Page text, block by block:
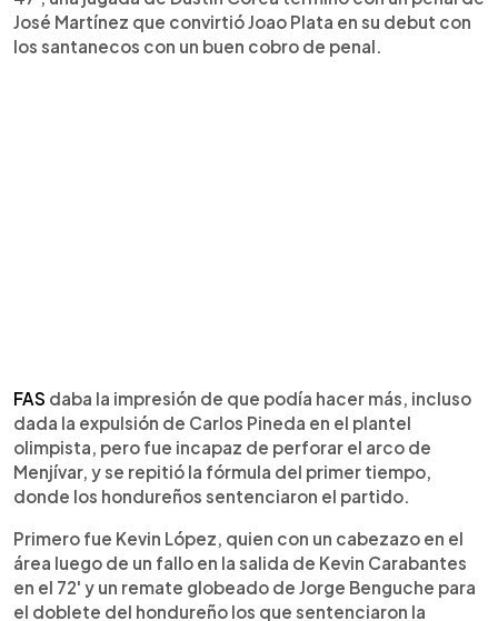
José Martínez que convirtió Joao Plata en su debut con
los santanecos con un buen cobro de penal.
FAS daba la impresión de que podía hacer más, incluso
dada la expulsión de Carlos Pineda en el plantel
olimpista, pero fue incapaz de perforar el arco de
Menjívar, y se repitió la fórmula del primer tiempo,
donde los hondureños sentenciaron el partido.
Primero fue Kevin López, quien con un cabezazo en el
área luego de un fallo en la salida de Kevin Carabantes
en el 72' y un remate globeado de Jorge Benguche para
el doblete del hondureño los que sentenciaron la